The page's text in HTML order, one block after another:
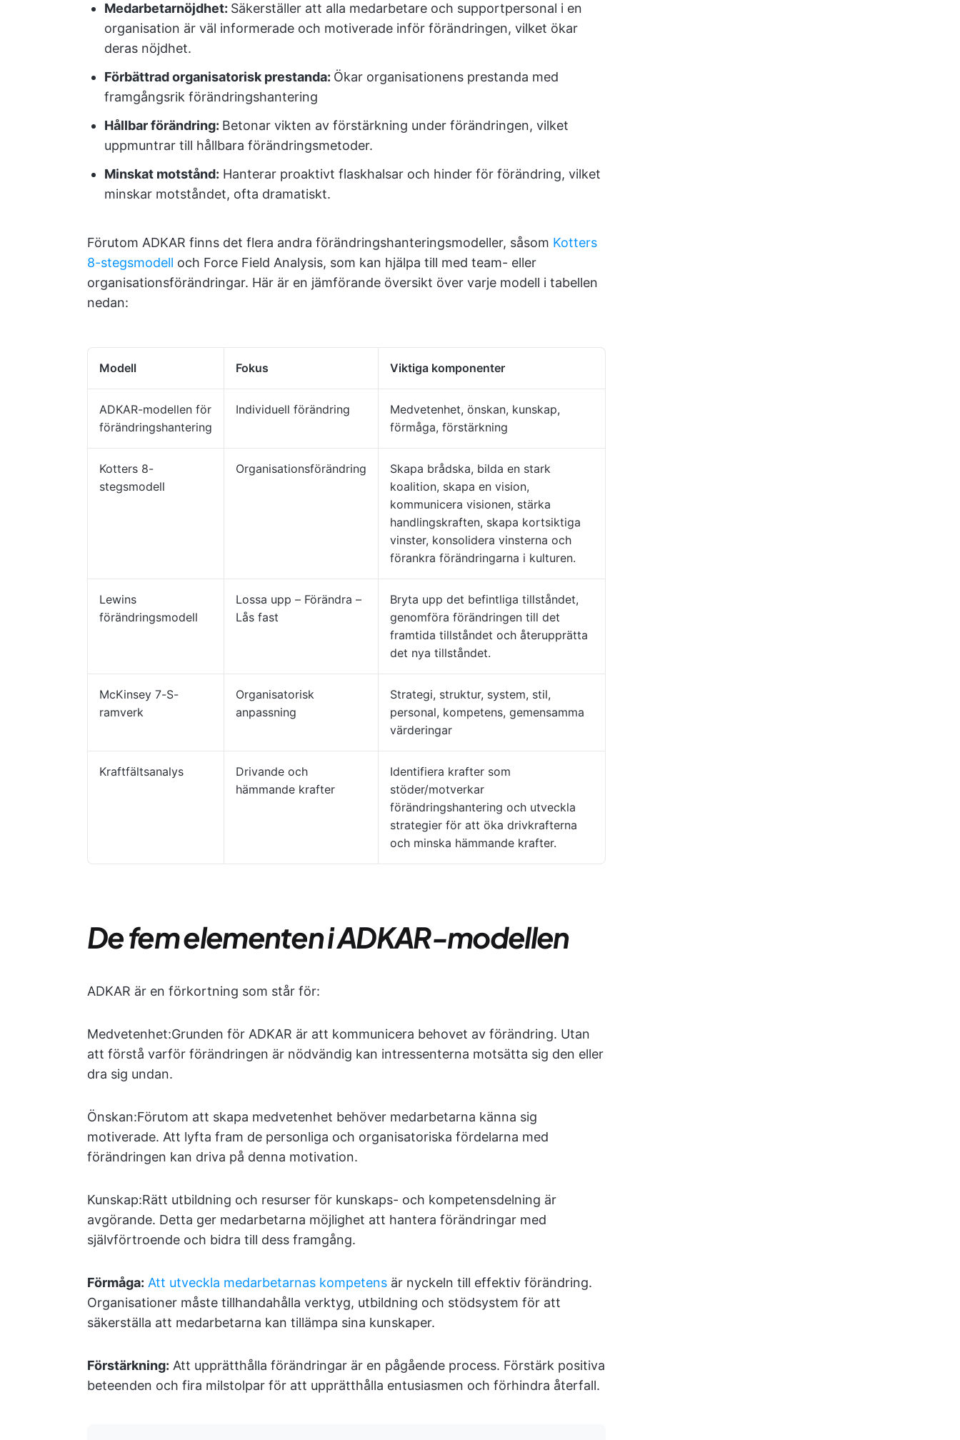
Medarbetarnöjdhet: Säkerställer att alla medarbetare och supportpersonal i en
organisation är väl informerade och motiverade inför förändringen, vilket ökar
deras nöjdhet.
Förbättrad organisatorisk prestanda: Ökar organisationens prestanda med
framgångsrik förändringshantering
Hållbar förändring: Betonar vikten av förstärkning under förändringen, vilket
uppmuntrar till hållbara förändringsmetoder.
Minskat motstånd: Hanterar proaktivt flaskhalsar och hinder för förändring, vilket
minskar motståndet, ofta dramatiskt.
Förutom ADKAR finns det flera andra förändringshanteringsmodeller, såsom Kotters
8-stegsmodell och Force Field Analysis, som kan hjälpa till med team- eller
organisationsförändringar. Här är en jämförande översikt över varje modell i tabellen
nedan:
Modell Fokus Viktiga komponenter
ADKAR-modellen för
förändringshantering
Individuell förändring
Medvetenhet, önskan, kunskap,
förmåga, förstärkning
Kotters 8-
stegsmodell
Organisationsförändring
Skapa brådska, bilda en stark
koalition, skapa en vision,
kommunicera visionen, stärka
handlingskraften, skapa kortsiktiga
vinster, konsolidera vinsterna och
förankra förändringarna i kulturen.
Lewins
förändringsmodell
Lossa upp – Förändra –
Lås fast
Bryta upp det befintliga tillståndet,
genomföra förändringen till det
framtida tillståndet och återupprätta
det nya tillståndet.
McKinsey 7-S-
ramverk
Organisatorisk
anpassning
Strategi, struktur, system, stil,
personal, kompetens, gemensamma
värderingar
Kraftfältsanalys
Drivande och
hämmande krafter
Identifiera krafter som
stöder/motverkar
förändringshantering och utveckla
strategier för att öka drivkrafterna
och minska hämmande krafter.
De fem elementen i ADKAR-modellen
ADKAR är en förkortning som står för:
Medvetenhet:Grunden för ADKAR är att kommunicera behovet av förändring. Utan
att förstå varför förändringen är nödvändig kan intressenterna motsätta sig den eller
dra sig undan.
Önskan:Förutom att skapa medvetenhet behöver medarbetarna känna sig
motiverade. Att lyfta fram de personliga och organisatoriska fördelarna med
förändringen kan driva på denna motivation.
Kunskap:Rätt utbildning och resurser för kunskaps- och kompetensdelning är
avgörande. Detta ger medarbetarna möjlighet att hantera förändringar med
självförtroende och bidra till dess framgång.
Förmåga: Att utveckla medarbetarnas kompetens är nyckeln till effektiv förändring.
Organisationer måste tillhandahålla verktyg, utbildning och stödsystem för att
säkerställa att medarbetarna kan tillämpa sina kunskaper.
Förstärkning: Att upprätthålla förändringar är en pågående process. Förstärk positiva
beteenden och fira milstolpar för att upprätthålla entusiasmen och förhindra återfall.